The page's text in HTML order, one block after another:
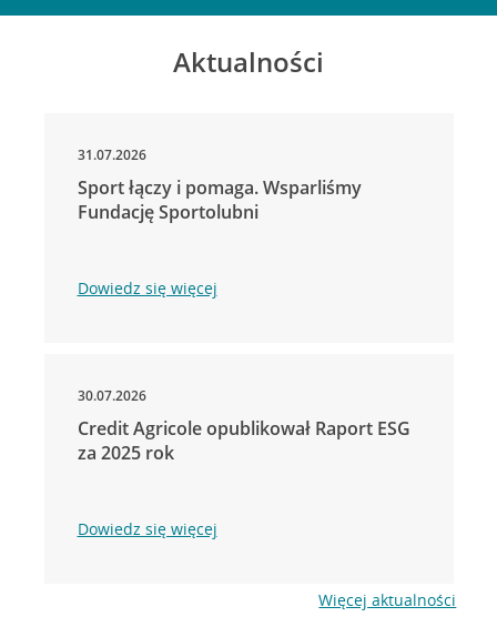
Aktualności
31.07.2026
Sport łączy i pomaga. Wsparliśmy
Fundację Sportolubni
Dowiedz się więcej
30.07.2026
Credit Agricole opublikował Raport ESG
za 2025 rok
Dowiedz się więcej
Więcej aktualności